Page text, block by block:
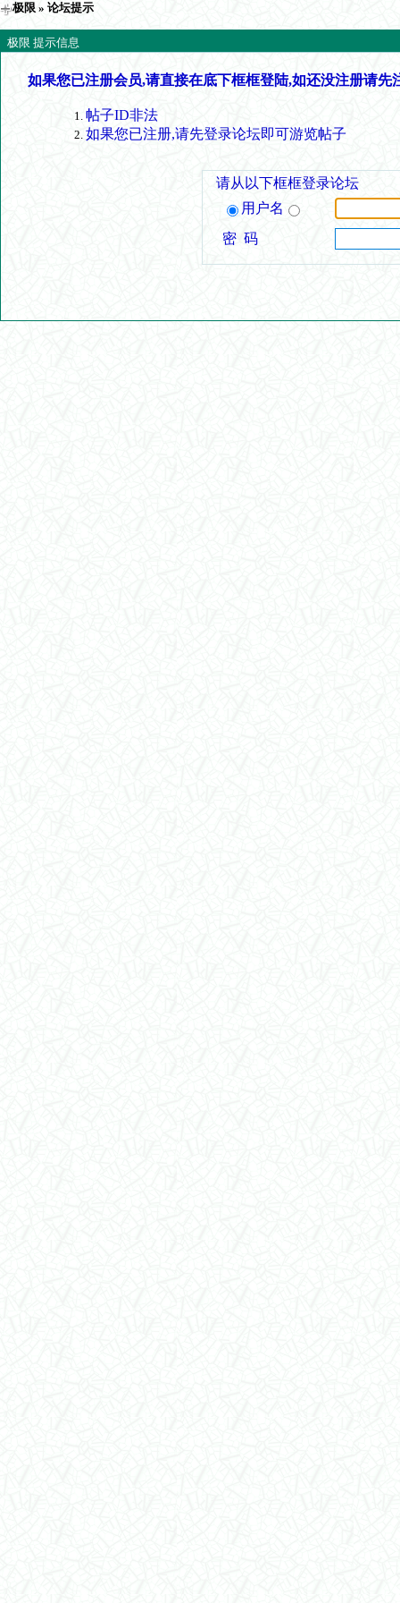
极限 » 论坛提示
极限 提示信息
如果您已注册会员,请直接在底下框框登陆,如还没注册请先
帖子ID非法
如果您已注册,请先登录论坛即可游览帖子
请从以下框框登录论坛
用户名
密 码